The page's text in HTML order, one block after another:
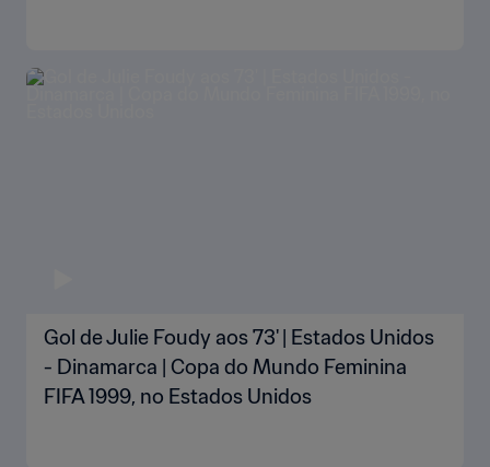
Gol de Julie Foudy aos 73' | Estados Unidos
- Dinamarca | Copa do Mundo Feminina
FIFA 1999, no Estados Unidos